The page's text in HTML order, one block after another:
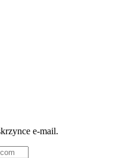
e-mail.